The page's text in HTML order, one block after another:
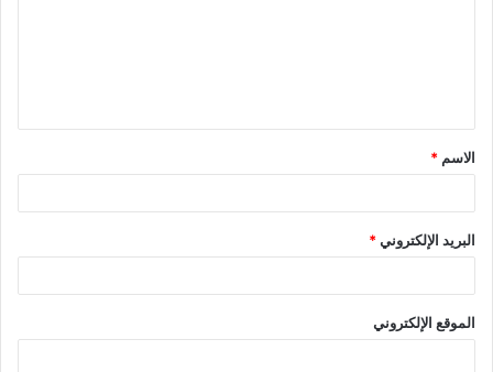
الاسم *
البريد الإلكتروني*
الموقع الإلكتروني